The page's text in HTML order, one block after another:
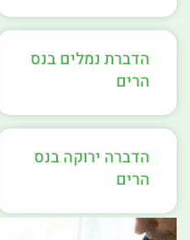
הדברת נמלים בנס
הרים
הדברה ירוקה בנס
הרים